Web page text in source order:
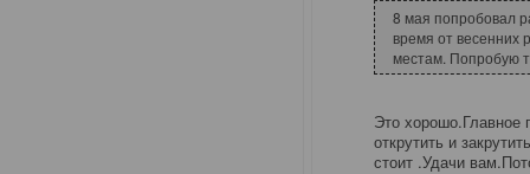
8 мая попробовал
время от весенних
местам. Попробую
Это хорошо.Главное
открутить и
стоит .Удачи